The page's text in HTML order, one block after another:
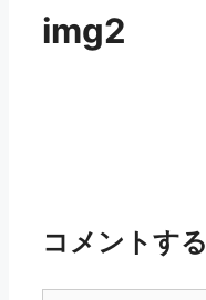
img2
コメントする